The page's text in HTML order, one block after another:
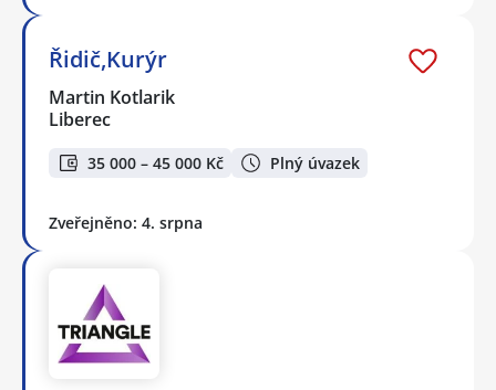
Řidič,Kurýr
Martin Kotlarik
Liberec
35 000 – 45 000 Kč Plný úvazek
Zveřejněno: 4. srpna